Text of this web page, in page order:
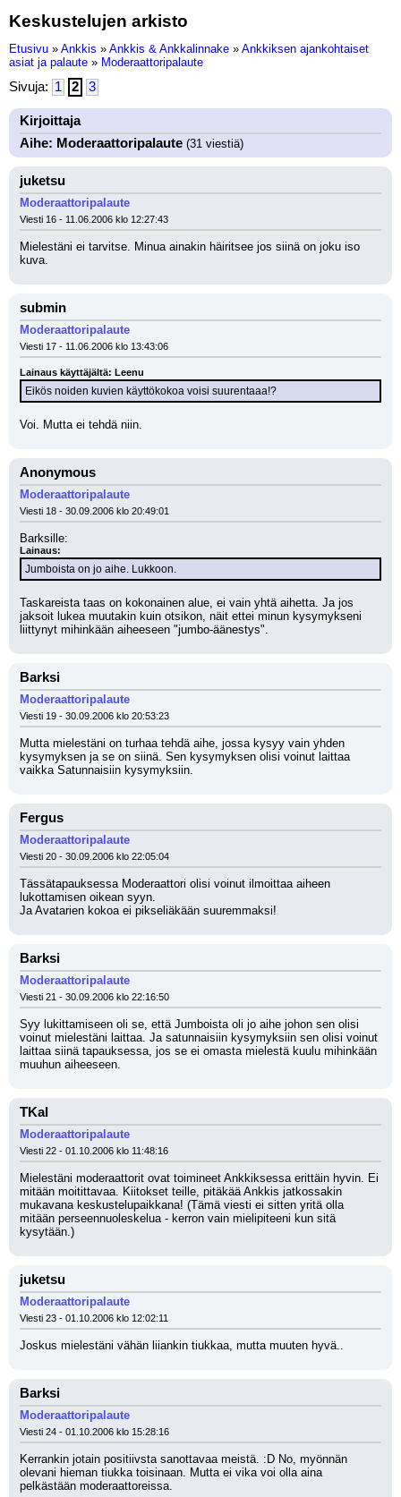
Keskustelujen arkisto
Etusivu » Ankkis » Ankkis & Ankkalinnake » Ankkiksen ajankohtaiset
asiat ja palaute » Moderaattoripalaute
Sivuja: 1 2 3
Kirjoittaja
Aihe: Moderaattoripalaute (31 viestiä)
juketsu
Moderaattoripalaute
Viesti 16 - 11.06.2006 klo 12:27:43
Mielestäni ei tarvitse. Minua ainakin häiritsee jos siinä on joku iso
kuva.
submin
Moderaattoripalaute
Viesti 17 - 11.06.2006 klo 13:43:06
Lainaus käyttäjältä: Leenu
Eikös noiden kuvien käyttökokoa voisi suurentaaa!?
Voi. Mutta ei tehdä niin.
Anonymous
Moderaattoripalaute
Viesti 18 - 30.09.2006 klo 20:49:01
Barksille:
Lainaus:
Jumboista on jo aihe. Lukkoon.
Taskareista taas on kokonainen alue, ei vain yhtä aihetta. Ja jos
jaksoit lukea muutakin kuin otsikon, näit ettei minun kysymykseni
liittynyt mihinkään aiheeseen "jumbo-äänestys".
Barksi
Moderaattoripalaute
Viesti 19 - 30.09.2006 klo 20:53:23
Mutta mielestäni on turhaa tehdä aihe, jossa kysyy vain yhden
kysymyksen ja se on siinä. Sen kysymyksen olisi voinut laittaa
vaikka Satunnaisiin kysymyksiin.
Fergus
Moderaattoripalaute
Viesti 20 - 30.09.2006 klo 22:05:04
Tässätapauksessa Moderaattori olisi voinut ilmoittaa aiheen
lukottamisen oikean syyn.
Ja Avatarien kokoa ei pikseliäkään suuremmaksi!
Barksi
Moderaattoripalaute
Viesti 21 - 30.09.2006 klo 22:16:50
Syy lukittamiseen oli se, että Jumboista oli jo aihe johon sen olisi
voinut mielestäni laittaa. Ja satunnaisiin kysymyksiin sen olisi voinut
laittaa siinä tapauksessa, jos se ei omasta mielestä kuulu mihinkään
muuhun aiheeseen.
TKal
Moderaattoripalaute
Viesti 22 - 01.10.2006 klo 11:48:16
Mielestäni moderaattorit ovat toimineet Ankkiksessa erittäin hyvin. Ei
mitään moitittavaa. Kiitokset teille, pitäkää Ankkis jatkossakin
mukavana keskustelupaikkana! (Tämä viesti ei sitten yritä olla
mitään perseennuoleskelua - kerron vain mielipiteeni kun sitä
kysytään.)
juketsu
Moderaattoripalaute
Viesti 23 - 01.10.2006 klo 12:02:11
Joskus mielestäni vähän liiankin tiukkaa, mutta muuten hyvä..
Barksi
Moderaattoripalaute
Viesti 24 - 01.10.2006 klo 15:28:16
Kerrankin jotain positiivsta sanottavaa meistä. :D No, myönnän
olevani hieman tiukka toisinaan. Mutta ei vika voi olla aina
pelkästään moderaattoreissa.